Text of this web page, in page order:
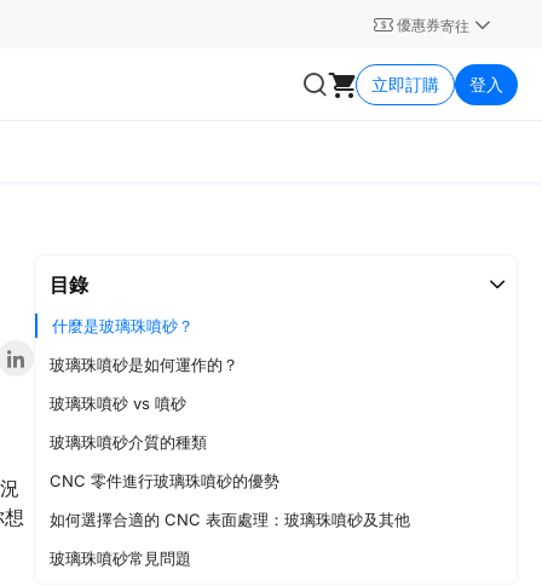
優惠券寄往
立即訂購 登入
目錄
什麼是玻璃珠噴砂？
玻璃珠噴砂是如何運作的？
玻璃珠噴砂 vs 噴砂
玻璃珠噴砂介質的種類
CNC 零件進行玻璃珠噴砂的優勢
如何選擇合適的 CNC 表面處理：玻璃珠噴砂及其他
玻璃珠噴砂常見問題